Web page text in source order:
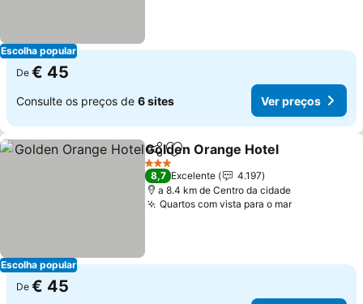
Escolha popular
De € 45
Consulte os preços de 6 sites Ver preços
Escolha popular
PartilharAdicionar aos favoritos
Golden Orange Hotel
3 Estrelas
8,7 Excelente
4.197
a 8.4 km de Centro da cidade
Quartos com vista para o marVer preços
De € 45